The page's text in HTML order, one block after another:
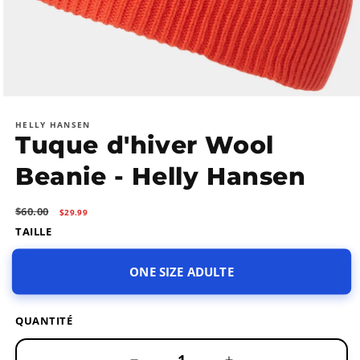
média
fenêtre
modale
HELLY HANSEN
Tuque d'hiver Wool
Beanie - Helly Hansen
Prix
$60.00
Prix
$29.99
TAILLE
ONE SIZE ADULTE
QUANTITÉ